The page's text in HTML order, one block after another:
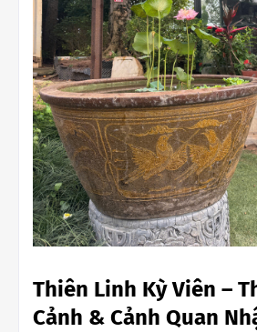
Thiên Linh Kỳ Viên –
Cảnh & Cảnh Quan